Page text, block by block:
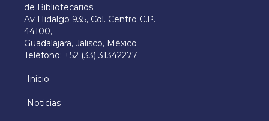
de Bibliotecarios
Av Hidalgo 935, Col. Centro C.P.
44100,
Guadalajara, Jalisco, México
Teléfono: +52 (33) 31342277
Menú
principal
Inicio
Noticias